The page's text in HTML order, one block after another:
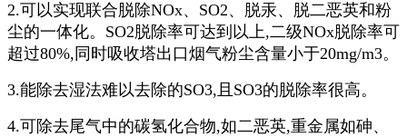
2.可以实现联合脱除NOx、SO2、脱汞、脱二恶英和粉
尘的一体化。SO2脱除率可达到以上,二级NOx脱除率可
超过80%,同时吸收塔出口烟气粉尘含量小于20mg/m3。
3.能除去湿法难以去除的SO3,且SO3的脱除率很高。
4.可除去尾气中的碳氢化合物,如二恶英,重金属如砷、